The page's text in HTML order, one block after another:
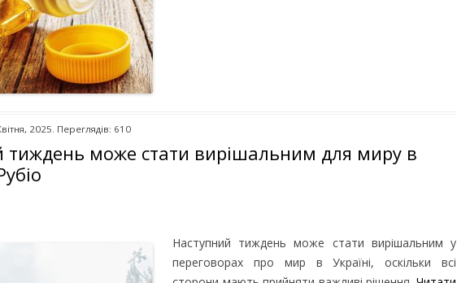
2025. Переглядів: 610
тиждень може стати вирішальним для миру в
Наступний тиждень може стати вирішальним у
переговорах про мир в Україні, оскільки всі